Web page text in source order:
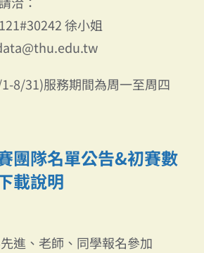
徐小姐
8/31)服務期間為周一至周四
團隊名單公告&初賽數
載說明
進、老師、同學報名參加